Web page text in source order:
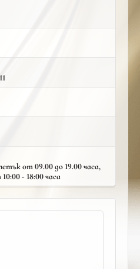
от 09.00 до 19.00 часа,
- 18:00 часа